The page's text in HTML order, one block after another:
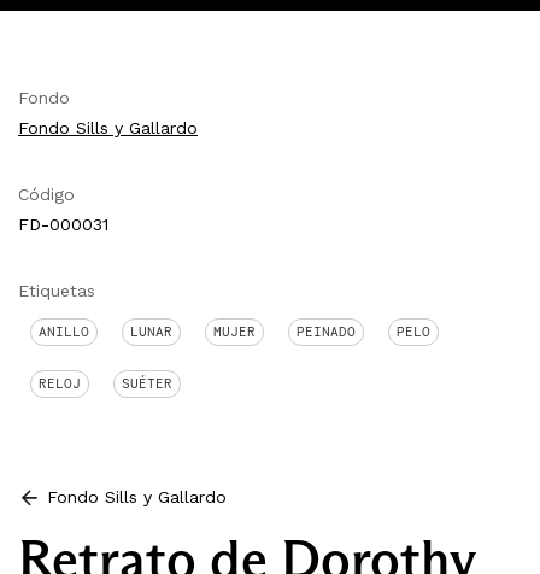
Fondo
Fondo Sills y Gallardo
Código
FD-000031
Etiquetas
ANILLO LUNAR MUJER PEINADO PELO
RELOJ SUÉTER
Fondo Sills y Gallardo
Retrato de Dorothy